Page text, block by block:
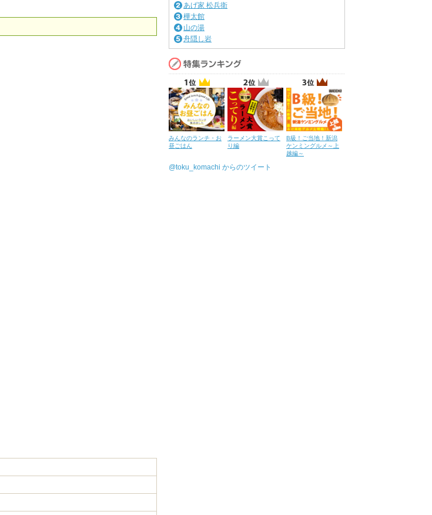
あげ家 松兵衛
樺太館
山の湯
舟隠し岩
みんなのランチ・お
昼ごはん
ラーメン大賞こって
り編
B級！ご当地！新潟
ケンミングルメ～上
越編～
@toku_komachi からのツイート